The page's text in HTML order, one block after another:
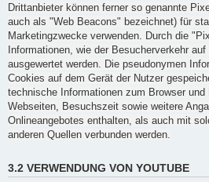
Drittanbieter können ferner so genannte
auch als "Web Beacons" bezeichnet) für
Marketingzwecke verwenden. Durch die
Informationen, wie der Besucherverkehr
ausgewertet werden. Die pseudonymen
Cookies auf dem Gerät der Nutzer
technische Informationen zum Browser
Webseiten, Besuchszeit sowie weitere
Onlineangebotes enthalten, als auch mit
anderen Quellen verbunden werden.
3.2 VERWENDUNG VON YOUTUBE